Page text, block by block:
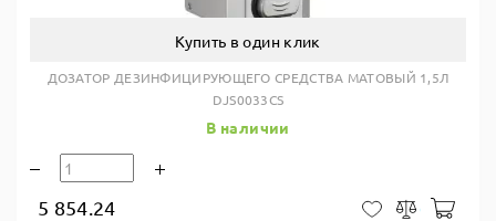
Купить в один клик
ДОЗАТОР ДЕЗИНФИЦИРУЮЩЕГО СРЕДСТВА МАТОВЫЙ 1,5Л
DJS0033CS
В наличии
5 854.24 В закладки
Сравнить